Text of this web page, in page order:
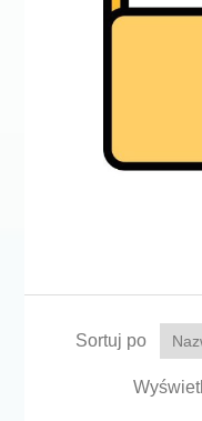
Sortuj po
Wyświetl